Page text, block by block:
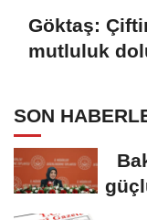
Göktaş:
mutluluk
SON